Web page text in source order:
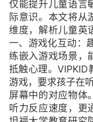
仅能提升儿童语言
际意识。本文将从
维度，解析儿童英
一、游戏化互动：
练嵌入游戏场景，
抵触心理。
游戏，要求孩子在
屏幕中的对应物体
听力反应速度，更